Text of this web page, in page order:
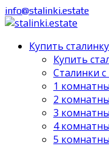
info@stalinki.estate
Купить сталинку
Купить
Cталинки
1
2
3
4
5